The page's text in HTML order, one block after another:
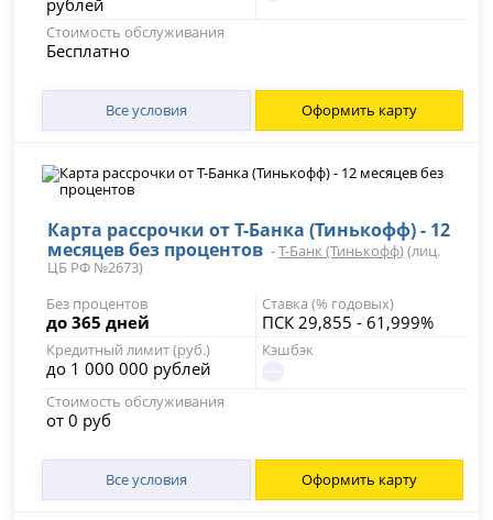
Стоимость обслуживания
Бесплатно
Все условия Оформить карту
Карта рассрочки от Т-Банка (Тинькофф) - 12
месяцев без процентов -Т-Банк (Тинькофф)(лиц.
ЦБ РФ №2673)
Без процентов
до 365 дней
Ставка (% годовых)
ПСК 29,855 - 61,999%
Кредитный лимит (руб.)
до 1 000 000 рублей
Кэшбэк
Стоимость обслуживания
от 0 руб
Все условия Оформить карту